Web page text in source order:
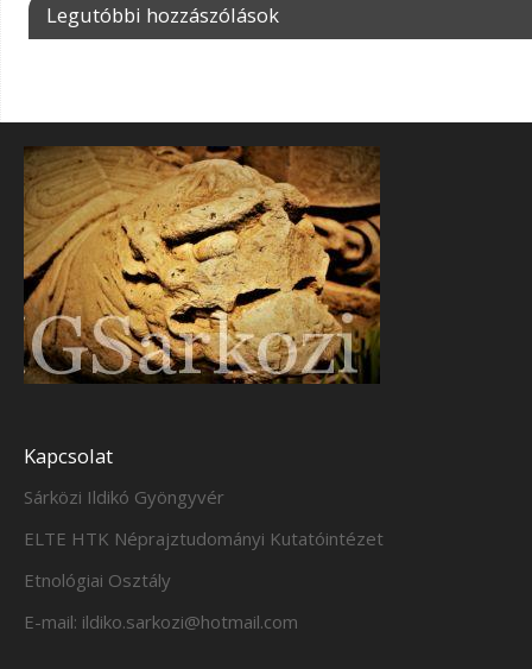
Legutóbbi hozzászólások
Kapcsolat
Sárközi Ildikó Gyöngyvér
ELTE HTK Néprajztudományi Kutatóintézet
Etnológiai Osztály
E-mail: ildiko.sarkozi@hotmail.com